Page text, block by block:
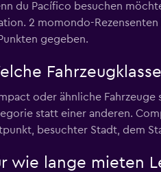
1 Standort
Sunnycars
du Pacífico besuchen
2 momondo-
gegeben.
oder ähnliche
statt einer anderen.
besuchter Stadt, dem
wie lange mieten